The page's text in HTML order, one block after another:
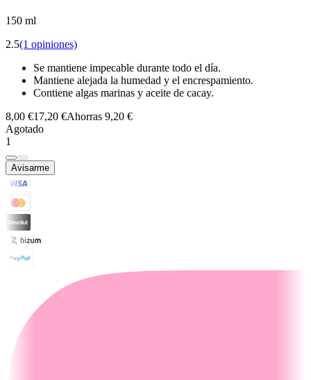
150 ml
2.5(1 opiniones)
Se mantiene impecable durante todo el día.
Mantiene alejada la humedad y el encrespamiento.
Contiene algas marinas y aceite de cacay.
8,00 €17,20 €Ahorras 9,20 €
Agotado
1
Avisarme